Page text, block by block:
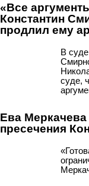
«Все
Константин
продлил ему
В
суде,
Ева
пресечения